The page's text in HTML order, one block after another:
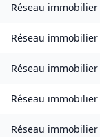
Réseau immobilier
Réseau immobilier
Réseau immobilier
Réseau immobilier
Réseau immobilier